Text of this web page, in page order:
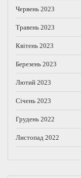
Червень 2023
Травень 2023
Квітень 2023
Березень 2023
Лютий 2023
Січень 2023
Грудень 2022
Листопад 2022